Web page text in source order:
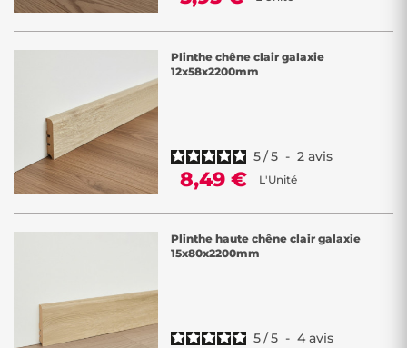
Plinthe chêne clair galaxie
12x58x2200mm
5/5 - 2 avis
8,49 € L'Unité
Plinthe haute chêne clair galaxie
15x80x2200mm
5/5 - 4 avis